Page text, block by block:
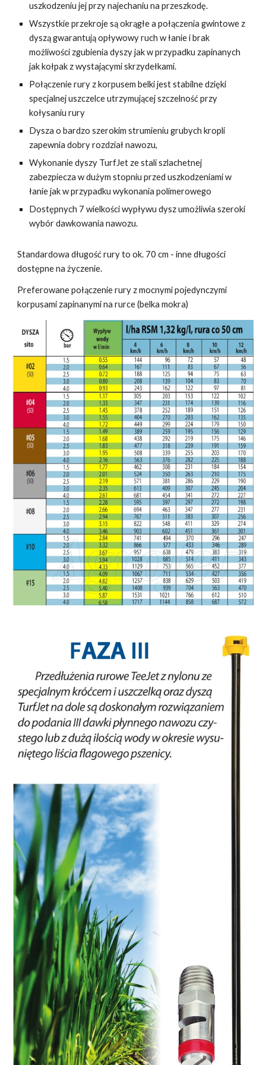
uszkodzeniu jej przy najechaniu na przeszkodę.
Wszystkie przekroje są okrągłe a połączenia gwintowe z
dyszą gwarantują opływowy ruch w łanie i brak
możliwości zgubienia dyszy jak w przypadku zapinanych
jak kołpak z wystającymi skrzydełkami.
Połączenie rury z korpusem belki jest stabilne dzięki
specjalnej uszczelce utrzymującej szczelność przy
kołysaniu rury
Dysza o bardzo szerokim strumieniu grubych kropli
zapewnia dobry rozdział nawozu,
Wykonanie dyszy TurfJet ze stali szlachetnej
zabezpiecza w dużym stopniu przed uszkodzeniami w
łanie jak w przypadku wykonania polimerowego
Dostępnych 7 wielkości wypływu dysz umożliwia szeroki
wybór dawkowania nawozu.
Standardowa długość rury to ok. 70 cm - inne długości
dostępne na życzenie.
Preferowane połączenie rury z mocnymi pojedynczymi
korpusami zapinanymi na rurce (belka mokra)